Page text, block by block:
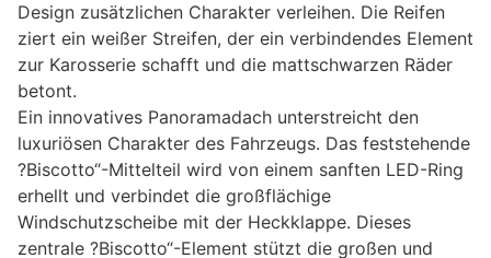
Design zusätzlichen Charakter verleihen. Die Reifen
ziert ein weißer Streifen, der ein verbindendes Element
zur Karosserie schafft und die mattschwarzen Räder
betont.
Ein innovatives Panoramadach unterstreicht den
luxuriösen Charakter des Fahrzeugs. Das feststehende
?Biscotto“-Mittelteil wird von einem sanften LED-Ring
erhellt und verbindet die großflächige
Windschutzscheibe mit der Heckklappe. Dieses
zentrale ?Biscotto“-Element stützt die großen und